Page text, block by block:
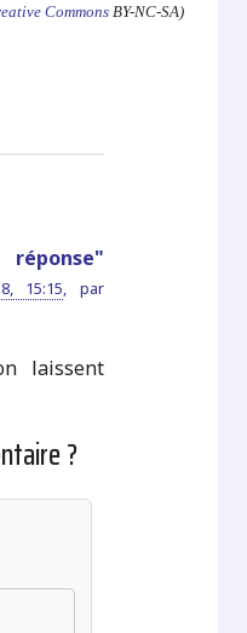
CommonsBY-NC-SA)
15:15, par
laissent
?